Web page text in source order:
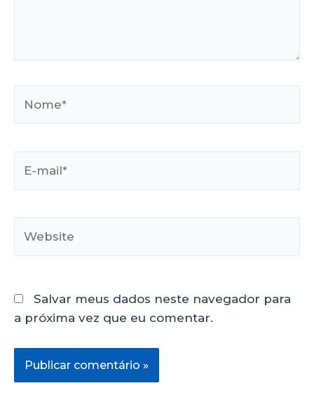
Salvar meus dados neste navegador para
a próxima vez que eu comentar.